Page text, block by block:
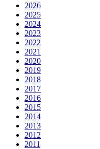
2026
2025
2024
2023
2022
2021
2020
2019
2018
2017
2016
2015
2014
2013
2012
2011